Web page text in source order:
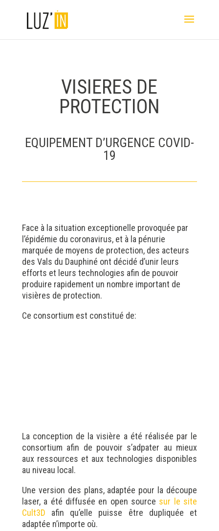
VISIERES DE
PROTECTION
EQUIPEMENT D’URGENCE COVID-
19
Face à la situation exceptionelle provoquée par
l’épidémie du coronavirus, et à la pénurie
marquée de moyens de protection, des acteurs
des Vals du Dauphiné ont décidé d’unir leurs
efforts et leurs technologies afin de pouvoir
produire rapidement un nombre important de
visières de protection.
Ce consortium est constitué de:
La conception de la visière a été réalisée par le
consortium afin de pouvoir s’adpater au mieux
aux ressources et aux technologies disponibles
au niveau local.
Une version des plans, adaptée pour la découpe
laser, a été diffusée en open source sur le site
Cult3D afin qu’elle puisse être dupliquée et
adaptée n’importe où.